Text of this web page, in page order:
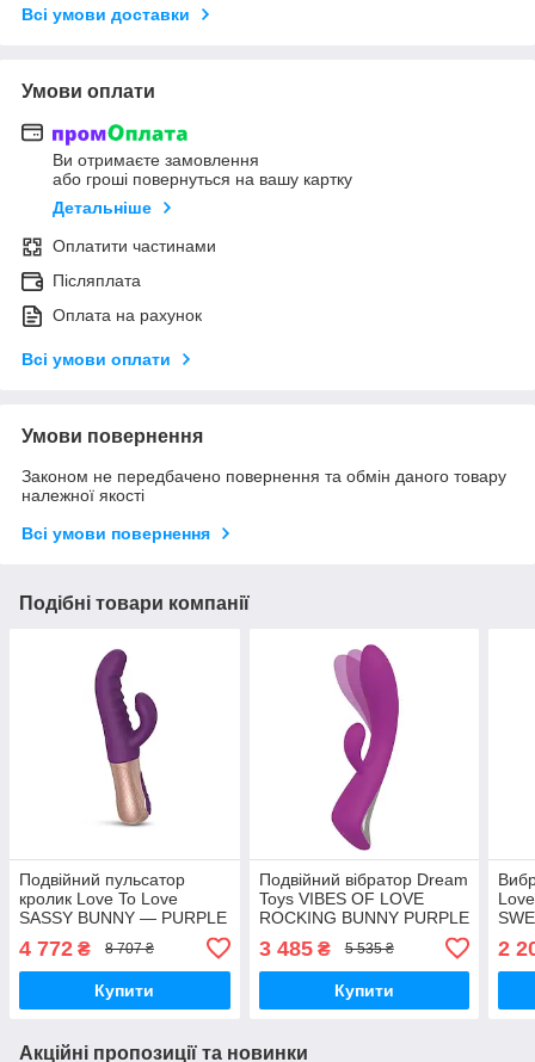
Всі умови доставки
Умови оплати
Ви отримаєте замовлення
або гроші повернуться на вашу картку
Детальніше
Оплатити частинами
Післяплата
Оплата на рахунок
Всі умови оплати
Умови повернення
Законом не передбачено повернення та обмін даного товару
належної якості
Всі умови повернення
Подібні товари компанії
Подвійний пульсатор
кролик Love To Love
SASSY BUNNY — PURPLE
мастурбатори секс-шоп
4 772 ₴ 8 707 ₴
Купити
Подвійний вібратор Dream
Toys VIBES OF LOVE
ROCKING BUNNY PURPLE
Вібратори мастурбатори
секс-шоп
3 485₴ 5 535 ₴
Купити
2
Акційні пропозиції та новинки